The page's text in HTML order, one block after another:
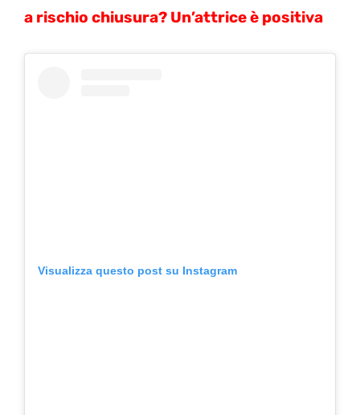
a rischio chiusura? Un’attrice è positiva
Visualizza questo post su Instagram